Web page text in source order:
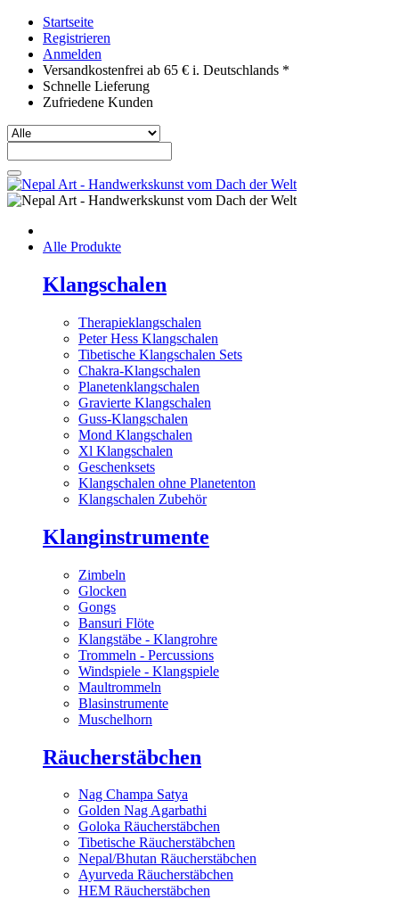
Startseite
Registrieren
Anmelden
Versandkostenfrei ab 65 € i. Deutschlands *
Schnelle Lieferung
Zufriedene Kunden
Alle Produkte
Klangschalen
Therapieklangschalen
Peter Hess Klangschalen
Tibetische Klangschalen Sets
Chakra-Klangschalen
Planetenklangschalen
Gravierte Klangschalen
Guss-Klangschalen
Mond Klangschalen
Xl Klangschalen
Geschenksets
Klangschalen ohne Planetenton
Klangschalen Zubehör
Klanginstrumente
Zimbeln
Glocken
Gongs
Bansuri Flöte
Klangstäbe - Klangrohre
Trommeln - Percussions
Windspiele - Klangspiele
Maultrommeln
Blasinstrumente
Muschelhorn
Räucherstäbchen
Nag Champa Satya
Golden Nag Agarbathi
Goloka Räucherstäbchen
Tibetische Räucherstäbchen
Nepal/Bhutan Räucherstäbchen
Ayurveda Räucherstäbchen
HEM Räucherstäbchen